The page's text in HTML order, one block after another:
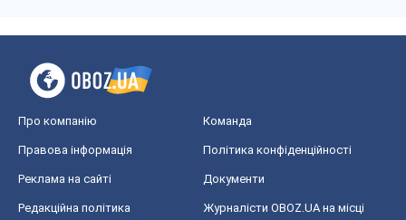
Про компанію Команда
Правова інформація Політика конфіденційності
Реклама на сайті Документи
Редакційна політика
Журналісти OBOZ.UA на місці